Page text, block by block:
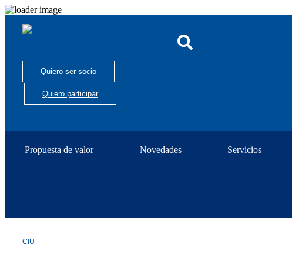
Quiero ser socio
Quiero participar
Propuesta de valor Novedades Servicios
CIU